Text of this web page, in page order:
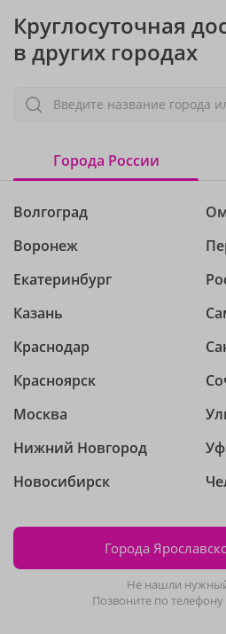
Круглосуточная
в других городах
Введите название города
Города России
Волгоград
Воронеж
Екатеринбург
Казань
Краснодар
Красноярск
Москва
Нижний Новгород
Новосибирск
Города
Не нашли
Позвоните по телефону